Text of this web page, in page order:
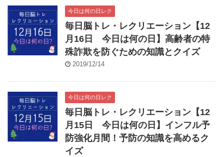
今日は何の日レク
毎日脳トレ・レクリエーション【12
月16日 今日は何の日】高齢者の特
殊詐欺を防ぐための知識とクイズ
2019/12/14
今日は何の日レク
毎日脳トレ・レクリエーション【12
月15日 今日は何の日】インフル予
防強化月間！予防の知識を高めるク
イズ